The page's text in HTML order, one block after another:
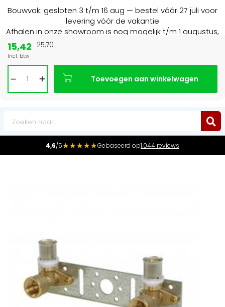
Bouwvak: gesloten 3 t/m 16 aug — bestel vóór 27 juli voor
levering vóór de vakantie
Afhalen in onze showroom is nog mogelijk t/m 1 augustus,
4,6/5★★★★★Gebaseerd op1.044 reviews
15,42
Incl. btw
25,70
Toevoegen aan winkelwagen